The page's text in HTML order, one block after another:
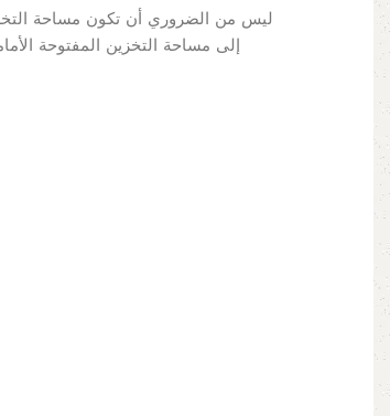
ليس من الضروري أن تكون مساحة
إلى مساحة التخزين المفتوحة